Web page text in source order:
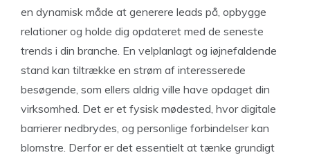
en dynamisk måde at generere leads på, opbygge
relationer og holde dig opdateret med de seneste
trends i din branche. En velplanlagt og iøjnefaldende
stand kan tiltrække en strøm af interesserede
besøgende, som ellers aldrig ville have opdaget din
virksomhed. Det er et fysisk mødested, hvor digitale
barrierer nedbrydes, og personlige forbindelser kan
blomstre. Derfor er det essentielt at tænke grundigt